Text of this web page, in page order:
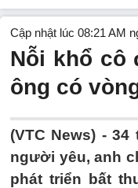
Cập nhật lúc 08:21 AM
Nỗi khổ cô
ông có
(VTC News) -34
người yêu, anh
phát triển bất